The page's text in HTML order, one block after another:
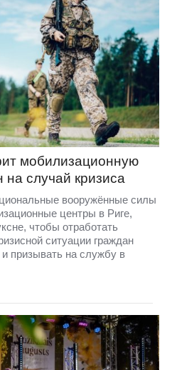
мобилизационную
на случай кризиса
вооружённые силы
центры в Риге,
чтобы отработать
ситуации граждан
призывать на службу в